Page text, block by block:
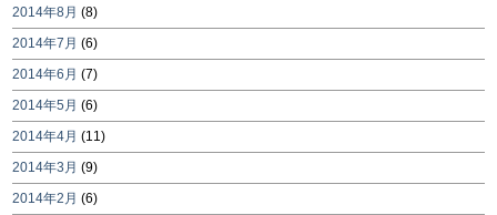
2014年8月 (8)
2014年7月 (6)
2014年6月 (7)
2014年5月 (6)
2014年4月 (11)
2014年3月 (9)
2014年2月 (6)